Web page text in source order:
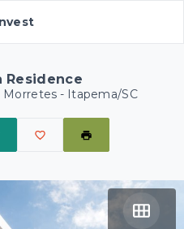
Residence
Morretes - Itapema/SC